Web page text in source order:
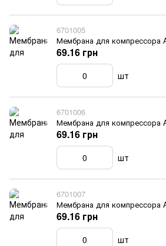
6701005
Мембрана для компрессора
69.16 грн
шт
6701006
Мембрана для компрессора
69.16 грн
шт
6701007
Мембрана для компрессора
69.16 грн
шт